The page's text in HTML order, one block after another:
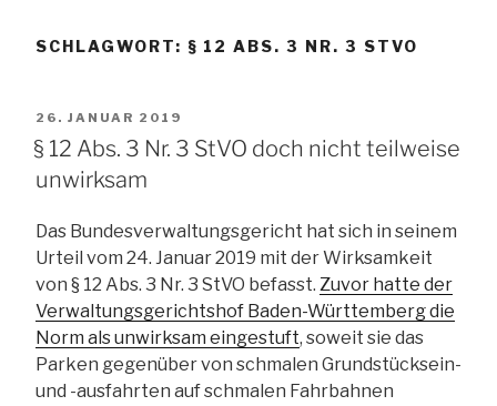
SCHLAGWORT: § 12 ABS. 3 NR. 3 STVO
VERÖFFENTLICHT
AM
26. JANUAR 2019
§ 12 Abs. 3 Nr. 3 StVO doch nicht teilweise
unwirksam
Das Bundesverwaltungsgericht hat sich in seinem
Urteil vom 24. Januar 2019 mit der Wirksamkeit
von § 12 Abs. 3 Nr. 3 StVO befasst. Zuvor hatte der
Verwaltungsgerichtshof Baden-Württemberg die
Norm als unwirksam eingestuft, soweit sie das
Parken gegenüber von schmalen Grundstücksein-
und -ausfahrten auf schmalen Fahrbahnen